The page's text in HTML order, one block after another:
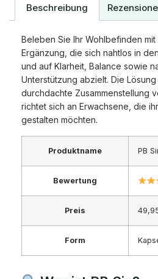
Beschreibung
Beleben Sie Ihr Wohlbefinden mit
Ergänzung, die sich nahtlos in
und auf Klarheit, Balance sowie
Unterstützung abzielt. Die
durchdachte Zusammenstellung
richtet sich an Erwachsene, die
gestalten möchten.
Produktname PB
Bewertung
Preis
Form